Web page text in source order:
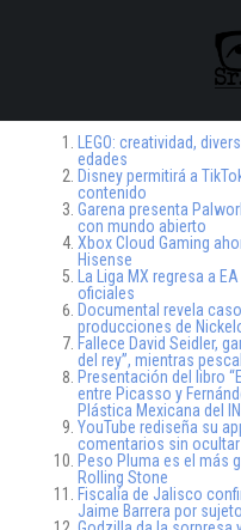
LEGO: creatividad,
edades
Disney permitirá a
contenido
Garena presenta
con mundo abierto
Xbox Cloud Gaming
Hisense
La Liga MX regresa a
oficiales
Documental revela
producciones de
Fallece David Seidler,
del rey”, mientras
Presentación del libro
entre Picasso y
Plástica Mexicana del
YouTube rediseña su
comentarios sin
Peso Pluma es el más
Rolling Stone
Fiscalía de Jalisco
Jaime Barrera por